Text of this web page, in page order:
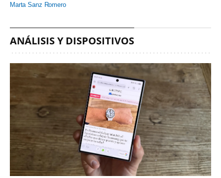
Marta Sanz Romero
ANÁLISIS Y DISPOSITIVOS